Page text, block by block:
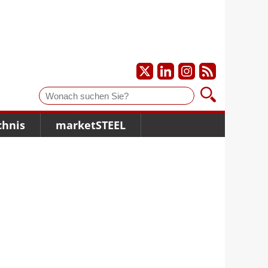
Suche
marketSTEEL